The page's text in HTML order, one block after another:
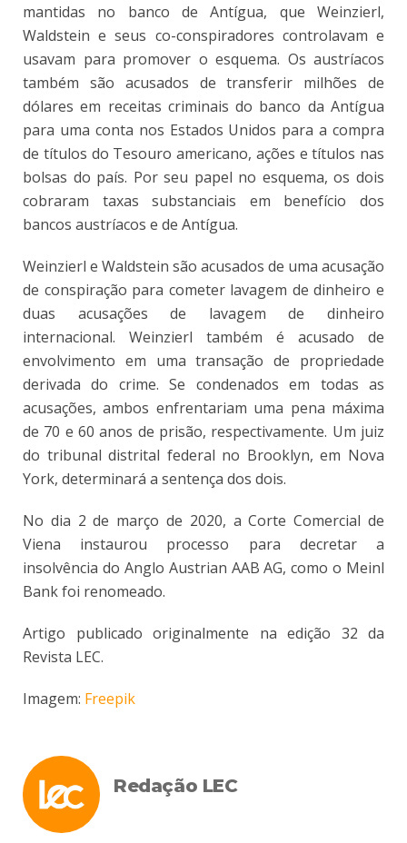
mantidas no banco de Antígua, que Weinzierl,
Waldstein e seus co-conspiradores controlavam e
usavam para promover o esquema. Os austríacos
também são acusados de transferir milhões de
dólares em receitas criminais do banco da Antígua
para uma conta nos Estados Unidos para a compra
de títulos do Tesouro americano, ações e títulos nas
bolsas do país. Por seu papel no esquema, os dois
cobraram taxas substanciais em benefício dos
bancos austríacos e de Antígua.
Weinzierl e Waldstein são acusados ​​de uma acusação
de conspiração para cometer lavagem de dinheiro e
duas acusações de lavagem de dinheiro
internacional. Weinzierl também é acusado de
envolvimento em uma transação de propriedade
derivada do crime. Se condenados em todas as
acusações, ambos enfrentariam uma pena máxima
de 70 e 60 anos de prisão, respectivamente. Um juiz
do tribunal distrital federal no Brooklyn, em Nova
York, determinará a sentença dos dois.
No dia 2 de março de 2020, a Corte Comercial de
Viena instaurou processo para decretar a
insolvência do Anglo Austrian AAB AG, como o Meinl
Bank foi renomeado.
Artigo publicado originalmente na edição 32 da
Revista LEC.
Imagem: Freepik
Redação LEC